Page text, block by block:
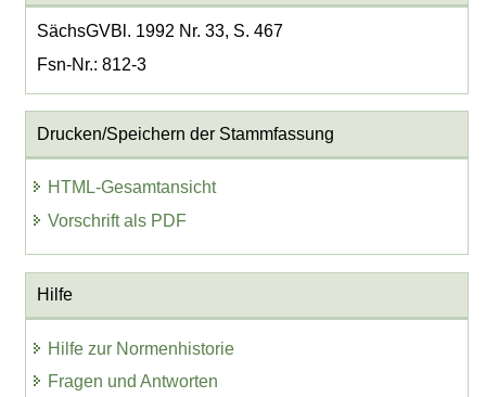
SächsGVBl. 1992 Nr. 33, S. 467
Fsn-Nr.: 812-3
Drucken/Speichern der Stammfassung
HTML-Gesamtansicht
Vorschrift als PDF
Hilfe
Hilfe zur Normenhistorie
Fragen und Antworten